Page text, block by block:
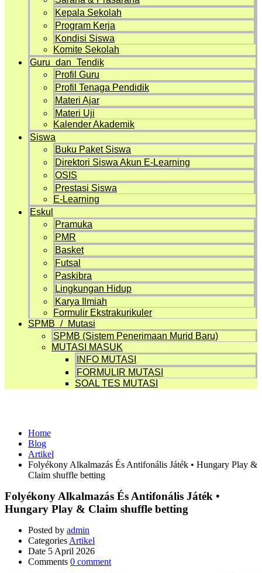
Kepala Sekolah
Program Kerja
Kondisi Siswa
Komite Sekolah
Guru dan Tendik
Profil Guru
Profil Tenaga Pendidik
Materi Ajar
Materi Uji
Kalender Akademik
Siswa
Buku Paket Siswa
Direktori Siswa Akun E-Learning
OSIS
Prestasi Siswa
E-Learning
Eskul
Pramuka
PMR
Basket
Futsal
Paskibra
Lingkungan Hidup
Karya Ilmiah
Formulir Ekstrakurikuler
SPMB / Mutasi
SPMB (Sistem Penerimaan Murid Baru)
MUTASI MASUK
INFO MUTASI
FORMULIR MUTASI
SOAL TES MUTASI
Home
Blog
Artikel
Folyékony Alkalmazás És Antifonális Játék • Hungary Play &
Claim shuffle betting
Folyékony Alkalmazás És Antifonális Játék •
Hungary Play & Claim shuffle betting
Posted by admin
Categories Artikel
Date 5 April 2026
Comments 0 comment